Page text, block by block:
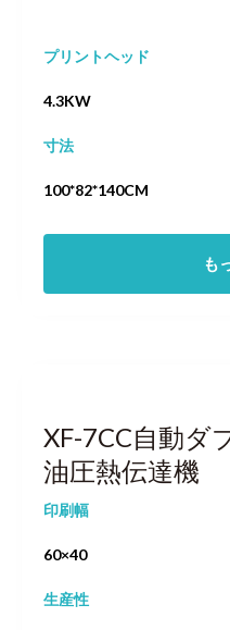
プリントヘッド
4.3KW
寸法
100*82*140CM
も
XF-7CC自動ダ
油圧熱伝達機
印刷幅
60×40
生産性